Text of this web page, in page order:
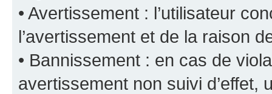
• Avertissement : l’utilisateur
l’avertissement et de la raison
• Bannissement : en cas de
avertissement non suivi d’effet,